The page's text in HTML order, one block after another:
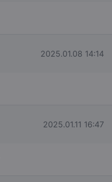
작성일
2025.01.08 14:14
작성일
2025.01.11 16:47